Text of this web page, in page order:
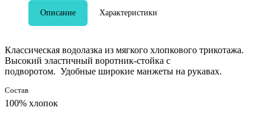
Описание Характеристики
Классическая водолазка из мягкого хлопкового трикотажа.
Высокий эластичный воротник-стойка с
подворотом. Удобные широкие манжеты на рукавах.
Состав
100% хлопок